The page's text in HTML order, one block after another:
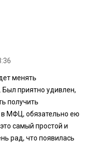
менять
Был приятно удивлен,
получить
в МФЦ, обязательно ею
самый простой и
рад, что появилась